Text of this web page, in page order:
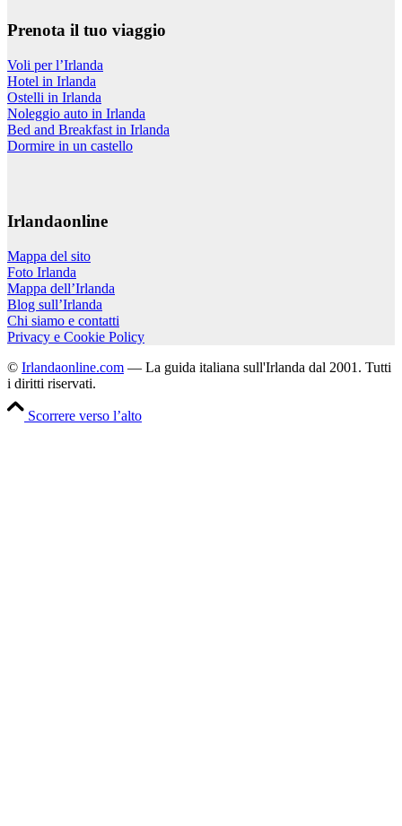
Prenota il tuo viaggio
Voli per l’Irlanda
Hotel in Irlanda
Ostelli in Irlanda
Noleggio auto in Irlanda
Bed and Breakfast in Irlanda
Dormire in un castello
Irlandaonline
Mappa del sito
Foto Irlanda
Mappa dell’Irlanda
Blog sull’Irlanda
Chi siamo e contatti
Privacy e Cookie Policy
© Irlandaonline.com — La guida italiana sull'Irlanda dal 2001. Tutti
i diritti riservati.
Scorrere verso l’alto